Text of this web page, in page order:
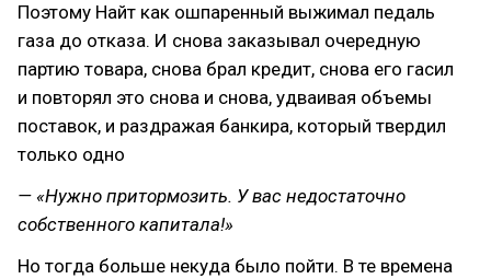
Поэтому Найт как ошпаренный выжимал педаль
газа до отказа. И снова заказывал очередную
партию товара, снова брал кредит, снова его гасил
и повторял это снова и снова, удваивая объемы
поставок, и раздражая банкира, который твердил
только одно
— «Нужно притормозить. У вас недостаточно
собственного капитала!»
Но тогда больше некуда было пойти. В те времена